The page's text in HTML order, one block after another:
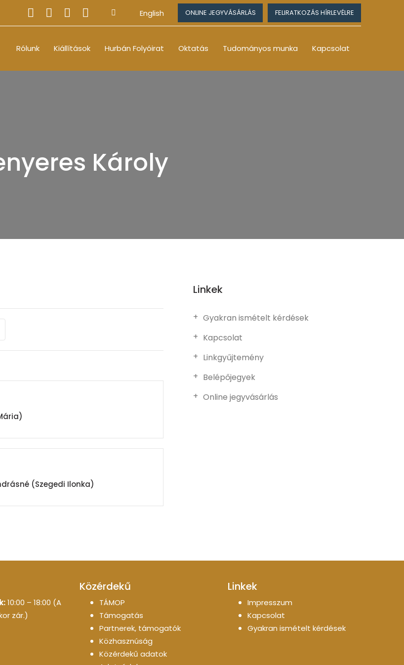
English ONLINE JEGYVÁSÁRLÁS FELIRATKOZÁS HÍRLEVÉLRE
Rólunk Kiállítások Hurbán Folyóirat Oktatás Tudományos munka Kapcsolat
Károly
(Szegedi Ilonka)
Linkek
Gyakran ismételt kérdések
Kapcsolat
Linkgyűjtemény
Belépőjegyek
Online jegyvásárlás
10:00 – 18:00 (A
zár.)
Közérdekű
TÁMOP
Támogatás
Partnerek, támogatók
Közhasznúság
Közérdekű adatok
Linkek
Impresszum
Kapcsolat
Gyakran ismételt kérdések